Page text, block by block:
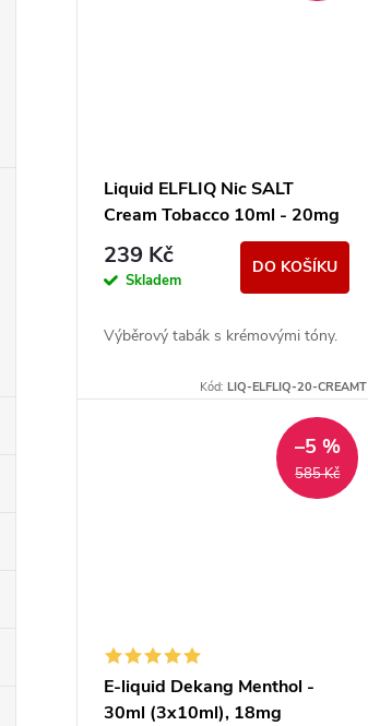
Liquid ELFLIQ Nic SALT
Cream Tobacco 10ml - 20mg
239 Kč
Skladem
DO KOŠÍKU
Výběrový tabák s krémovými tóny.
Kód:LIQ-ELFLIQ-20-CREAMT
585 Kč
–5 %
E-liquid Dekang Menthol -
30ml (3x10ml), 18mg